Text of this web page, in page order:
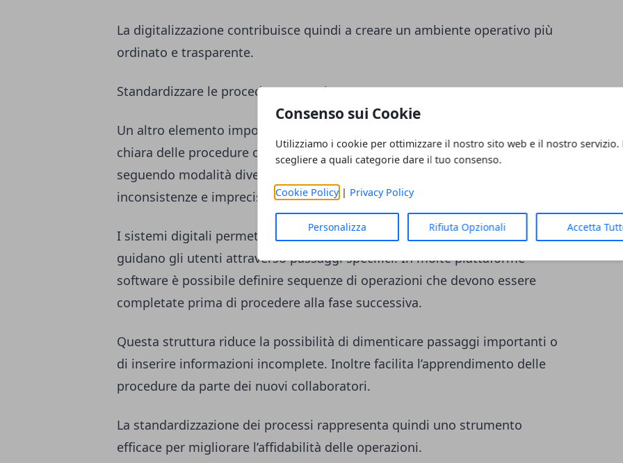
Consenso sui Cookie
Utilizziamo i cookie per ottimizzare il nostro sito web e il nostro servizio.
scegliere a quali categorie dare il tuo consenso.
Cookie Policy| Privacy Policy
Personalizza Rifiuta Opzionali Accetta
La digitalizzazione contribuisce quindi a creare un ambiente operativo più
ordinato e trasparente.
Standardizzare le procedure operative
Un altro elemento importante per ridurre gli errori riguarda la definizione
chiara delle procedure operative. Quando le attività vengono svolte
seguendo modalità diverse da persona a persona, aumenta il rischio di
inconsistenze e imprecisioni.
I sistemi digitali permettono di creare flussi di lavoro standardizzati che
guidano gli utenti attraverso passaggi specifici. In molte piattaforme
software è possibile definire sequenze di operazioni che devono essere
completate prima di procedere alla fase successiva.
Questa struttura riduce la possibilità di dimenticare passaggi importanti o
di inserire informazioni incomplete. Inoltre facilita l’apprendimento delle
procedure da parte dei nuovi collaboratori.
La standardizzazione dei processi rappresenta quindi uno strumento
efficace per migliorare l’affidabilità delle operazioni.